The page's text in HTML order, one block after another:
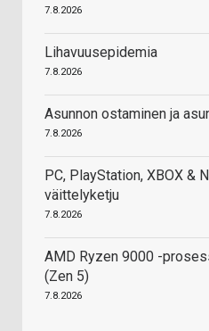
7.8.2026
Lihavuusepidemia
7.8.2026
Asunnon ostaminen ja
7.8.2026
PC, PlayStation, XBOX &
väittelyketju
7.8.2026
AMD Ryzen 9000 -
(Zen 5)
7.8.2026